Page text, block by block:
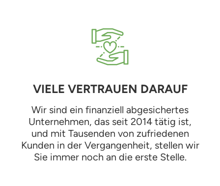
VIELE VERTRAUEN DARAUF
Wir sind ein finanziell abgesichertes
Unternehmen, das seit 2014 tätig ist,
und mit Tausenden von zufriedenen
Kunden in der Vergangenheit, stellen wir
Sie immer noch an die erste Stelle.